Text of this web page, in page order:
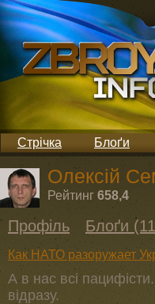
Стрічка Блоґи
Олексій
Рейтинг 658,4
Профіль Блоґи
Как НАТО разоружает
А в нас всі
відразу.